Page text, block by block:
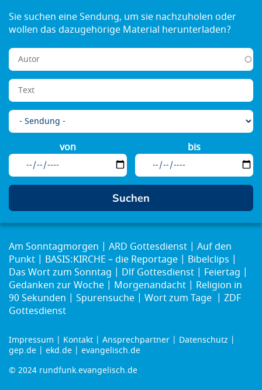
von bis
Am Sonntagmorgen ARD Gottesdienst
Auf den
Punkt
BASIS:KIRCHE – die Reportage
Bibelclips
Das Wort zum Sonntag
Dlf Gottesdienst
Feiertag
Gedanken zur Woche
Morgenandacht
Religion in
90 Sekunden
Spurensuche Wort zum Tage
ZDF
Gottesdienst
Footer
menu
Impressum Kontakt Ansprechpartner
Datenschutz
gep.de
ekd.de
evangelisch.de
© 2024 rundfunk.evangelisch.de